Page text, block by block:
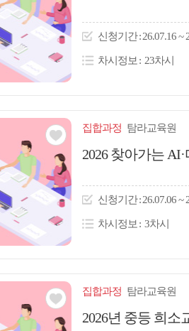
아
이
신청기간 26.07.16 ~
차시정보 23차시
집합과정 탐라교육원
관심
아
이
2026 찾아가는
신청기간 26.07.06 ~
차시정보 3차시
집합과정 탐라교육원
관심
2026년 중등 희소